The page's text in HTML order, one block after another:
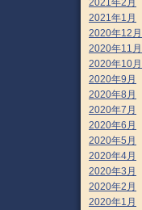
2021年2月
2021年1月
2020年12月
2020年11月
2020年10月
2020年9月
2020年8月
2020年7月
2020年6月
2020年5月
2020年4月
2020年3月
2020年2月
2020年1月